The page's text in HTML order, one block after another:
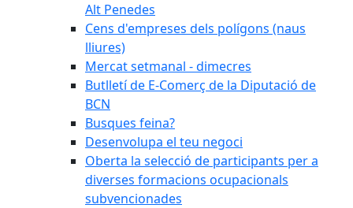
Alt Penedes
Cens d'empreses dels polígons (naus
lliures)
Mercat setmanal - dimecres
Butlletí de E-Comerç de la Diputació de
BCN
Busques feina?
Desenvolupa el teu negoci
Oberta la selecció de participants per a
diverses formacions ocupacionals
subvencionades